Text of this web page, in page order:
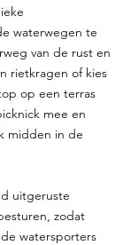
waterwegen te
van de rust en
rietkragen of kies
op een terras
mee en
midden in de
uitgeruste
zodat
watersporters